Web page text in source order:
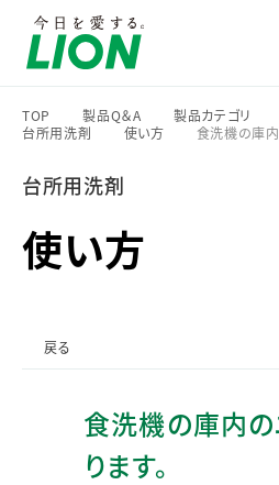
TOP
>
製品Q＆A
>
製品カテゴリ
>
台所用洗剤
使い方
食洗機の庫内
台所用洗剤
使い方
戻る
食洗機の庫内
ります。